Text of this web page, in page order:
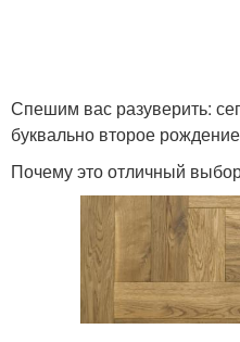
Спешим вас разуверить:
буквально второе
Почему это отличный